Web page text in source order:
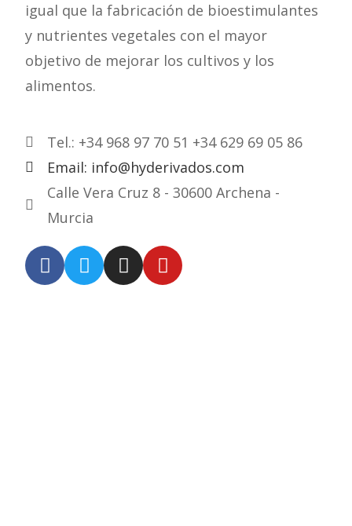
igual que la fabricación de bioestimulantes
y nutrientes vegetales con el mayor
objetivo de mejorar los cultivos y los
alimentos.
Tel.: +34 968 97 70 51 +34 629 69 05 86
Email: info@hyderivados.com
Calle Vera Cruz 8 - 30600 Archena -
Murcia